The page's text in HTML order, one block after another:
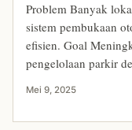
Problem Banyak
sistem pembukaan
efisien. Goal
pengelolaan parkir
Mei 9, 2025